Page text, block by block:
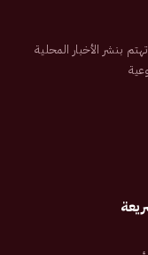
سعودية تم تأسيسها عام 2007م تهتم بنشر الأخبار المحلية